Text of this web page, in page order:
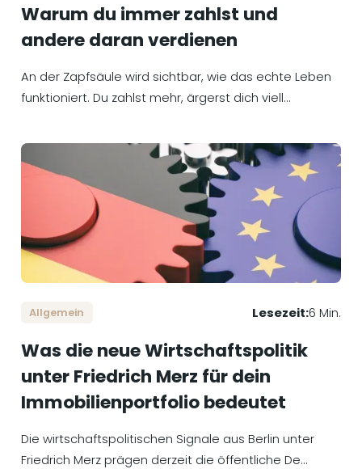
Warum du immer zahlst und
andere daran verdienen
An der Zapfsäule wird sichtbar, wie das echte Leben
funktioniert. Du zahlst mehr, ärgerst dich viell...
Allgemein Lesezeit:6 Min.
Was die neue Wirtschaftspolitik
unter Friedrich Merz für dein
Immobilienportfolio bedeutet
Die wirtschaftspolitischen Signale aus Berlin unter
Friedrich Merz prägen derzeit die öffentliche De...